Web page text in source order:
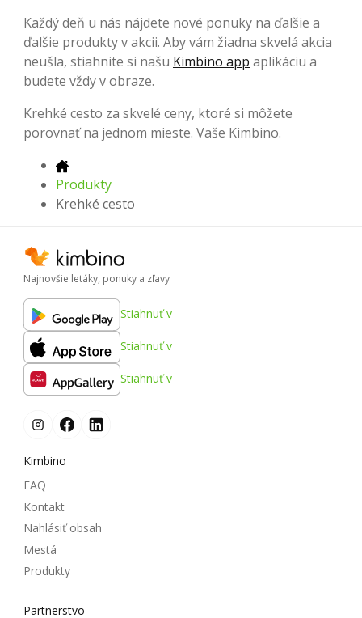
Každý deň u nás nájdete nové ponuky na ďalšie a
ďalšie produkty v akcii. Aby vám žiadna skvelá akcia
neušla, stiahnite si našu Kimbino app aplikáciu a
budete vždy v obraze.
Krehké cesto za skvelé ceny, ktoré si môžete
porovnať na jednom mieste. Vaše Kimbino.
Produkty
Krehké cesto
Najnovšie letáky, ponuky a zľavy
Stiahnuť v
Stiahnuť v
Stiahnuť v
Kimbino
FAQ
Kontakt
Nahlásiť obsah
Mestá
Produkty
Partnerstvo